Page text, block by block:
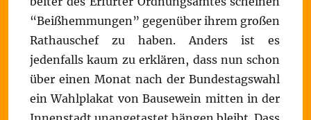
“Beißhemmungen” gegenüber ihrem großen
Rathauschef zu haben. Anders ist es
jedenfalls kaum zu erklären, dass nun schon
über einen Monat nach der Bundestagswahl
ein Wahlplakat von Bausewein mitten in der